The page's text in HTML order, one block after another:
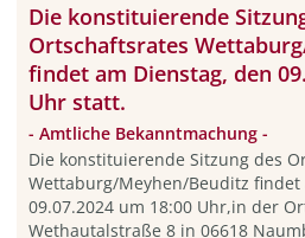
Die konstituierende
Ortschaftsrates
findet am Dienstag, den
Uhr statt.
- Amtliche Bekanntmachung -
Die konstituierende Sitzung des
Wettaburg/Meyhen/Beuditz findet
09.07.2024 um 18:00 Uhr,in der
Wethautalstraße 8 in 06618